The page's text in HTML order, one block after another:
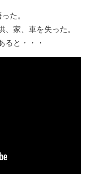
た。
、家、車を失った。
ると・・・